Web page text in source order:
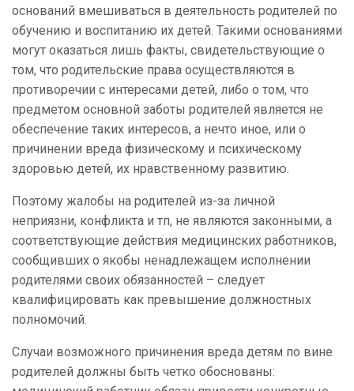
оснований вмешиваться в деятельность родителей по
обучению и воспитанию их детей. Такими основаниями
могут оказаться лишь факты, свидетельствующие о
том, что родительские права осуществляются в
противоречии с интересами детей, либо о том, что
предметом основной заботы родителей является не
обеспечение таких интересов, а нечто иное, или о
причинении вреда физическому и психическому
здоровью детей, их нравственному развитию.
Поэтому жалобы на родителей из-за личной
неприязни, конфликта и тп, не являются законными, а
соответствующие действия медицинских работников,
сообщивших о якобы ненадлежащем исполнении
родителями своих обязанностей – следует
квалифицировать как превышение должностных
полномочий.
Случаи возможного причинения вреда детям по вине
родителей должны быть четко обоснованы: